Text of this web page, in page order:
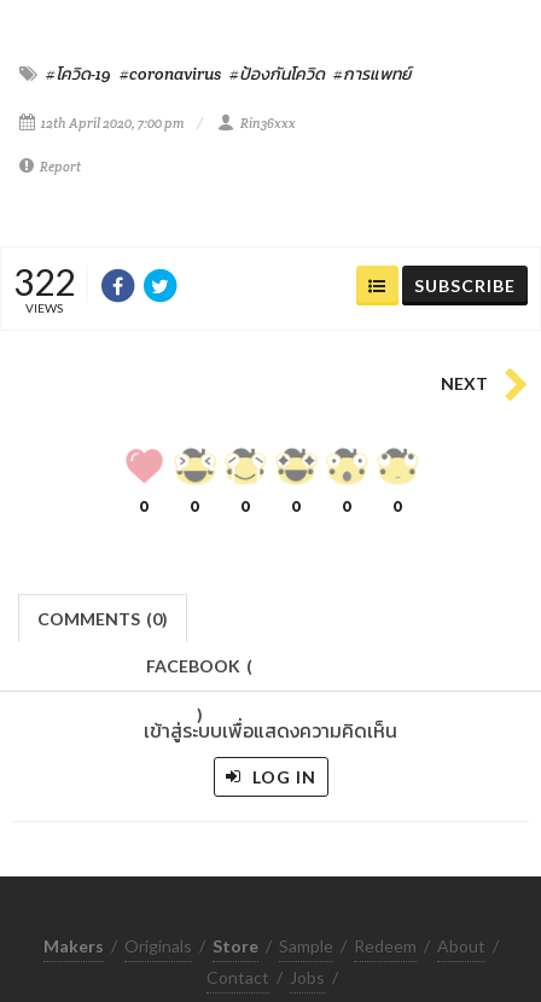
#โควิด-19 #coronavirus #ป้องกันโควิด #การแพทย์
12th April 2020, 7:00 pm Rin36xxx
Report
322
VIEWS
SUBSCRIBE
NEXT
0 0 0 0 0 0
COMMENTS (0)
FACEBOOK (
)
เข้าสู่ระบบเพื่อแสดงความคิดเห็น
LOG IN
Makers / Originals / Store / Sample / Redeem / About /
Contact / Jobs /